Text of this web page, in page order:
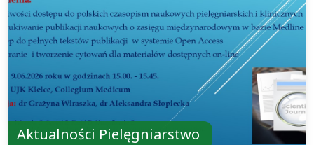
Aktualności Pielęgniarstwo